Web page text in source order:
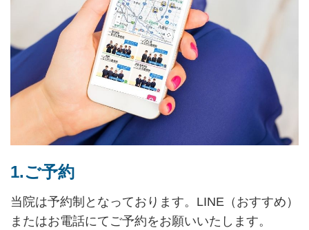
1.ご予約
当院は予約制となっております。LINE（おすすめ）
またはお電話にてご予約をお願いいたします。